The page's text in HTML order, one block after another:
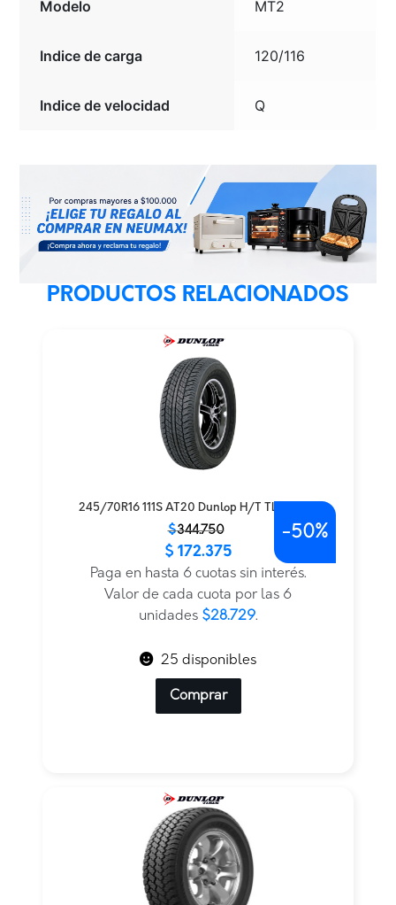
Modelo MT2
Indice de carga 120/116
Indice de velocidad Q
PRODUCTOS RELACIONADOS
245/70R16 111S AT20 Dunlop H/T TL — THA
$344.750
original
actual
$ 172.375
Paga en hasta 6 cuotas sin interés.
Valor de cada cuota por las 6
unidades $28.729.
-50%
25 disponibles
Comprar